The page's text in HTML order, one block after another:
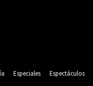
Especiales Espectáculos